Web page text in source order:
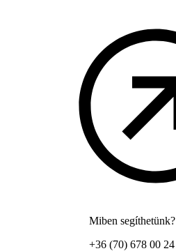
Miben segíthetünk?
+36 (70) 678 00 24